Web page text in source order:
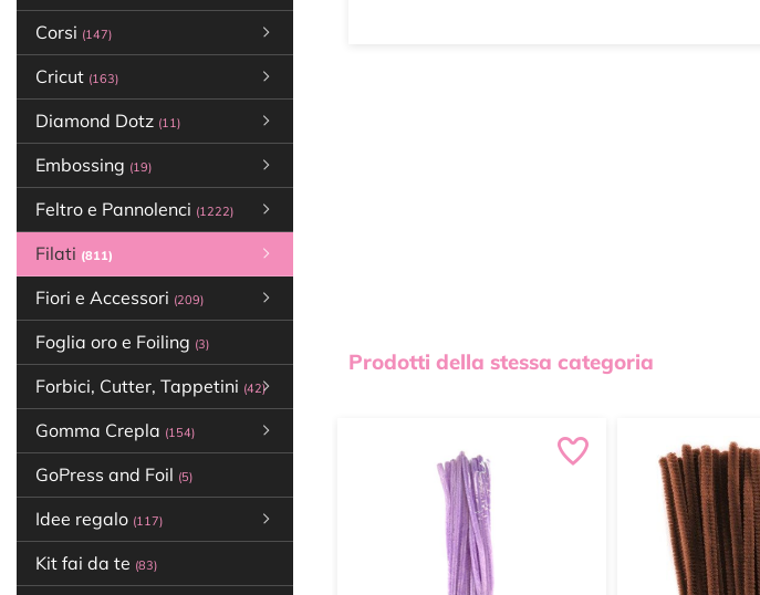
Corsi (147)
Cricut (163)
Diamond Dotz (11)
Embossing (19)
Feltro e Pannolenci (1222)
Filati (811)
Fiori e Accessori (209)
Foglia oro e Foiling (3)
Forbici, Cutter, Tappetini (42)
Gomma Crepla (154)
GoPress and Foil (5)
Idee regalo (117)
Kit fai da te (83)
Prodotti della stessa categoria